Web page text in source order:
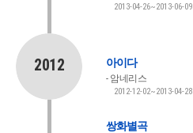
2013-04-26~2013-06-09
2012 아이다
암네리스
2012-12-02~2013-04-28
쌍화별곡